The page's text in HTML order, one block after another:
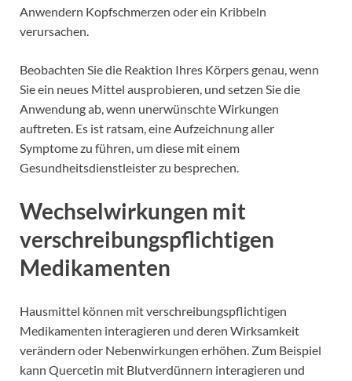
Anwendern Kopfschmerzen oder ein Kribbeln
verursachen.
Beobachten Sie die Reaktion Ihres Körpers genau, wenn
Sie ein neues Mittel ausprobieren, und setzen Sie die
Anwendung ab, wenn unerwünschte Wirkungen
auftreten. Es ist ratsam, eine Aufzeichnung aller
Symptome zu führen, um diese mit einem
Gesundheitsdienstleister zu besprechen.
Wechselwirkungen mit
verschreibungspflichtigen
Medikamenten
Hausmittel können mit verschreibungspflichtigen
Medikamenten interagieren und deren Wirksamkeit
verändern oder Nebenwirkungen erhöhen. Zum Beispiel
kann Quercetin mit Blutverdünnern interagieren und